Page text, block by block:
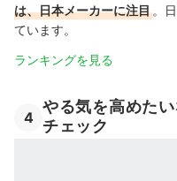
は、日本メーカーに注目 。
ています。
ランキングを見る
4
やる気を高めた
チェック